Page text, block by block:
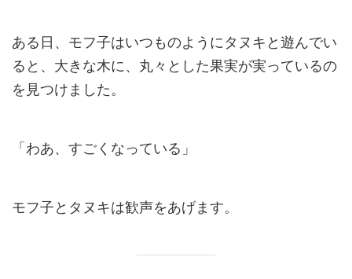
ある日、モフ子はいつものようにタヌキと遊んでい
ると、大きな木に、丸々とした果実が実っているの
を見つけました。
「わあ、すごくなっている」
モフ子とタヌキは歓声をあげます。